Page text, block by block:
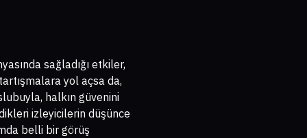
sağladığı etkiler,
yol açsa da,
halkın güvenini
izleyicilerin düşünce
belli bir görüş